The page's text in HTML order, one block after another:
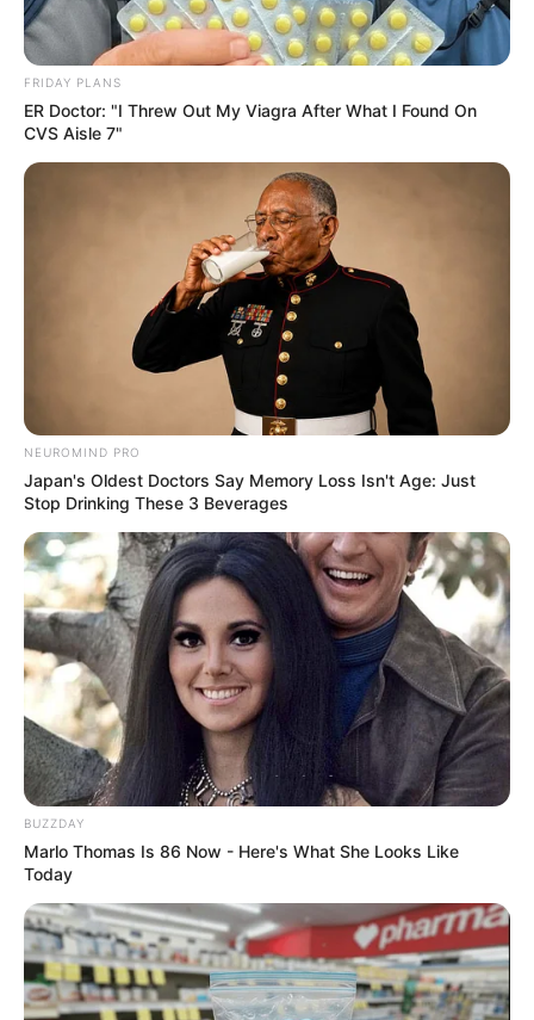
Where Are They Now? 9 Ex-Actors Found
BRAINBERRIES
If Looks Could Kill, These Women Would Be On Top
BRAINBERRIES
Alone’
BRAINBERRIES
FRIDAY PLANS
ER Doctor: "I Threw Out My Viagra After What I Found On
CVS Aisle 7"
NEUROMIND PRO
Japan's Oldest Doctors Say Memory Loss Isn't Age: Just
Stop Drinking These 3 Beverages
BUZZDAY
Marlo Thomas Is 86 Now - Here's What She Looks Like
Today